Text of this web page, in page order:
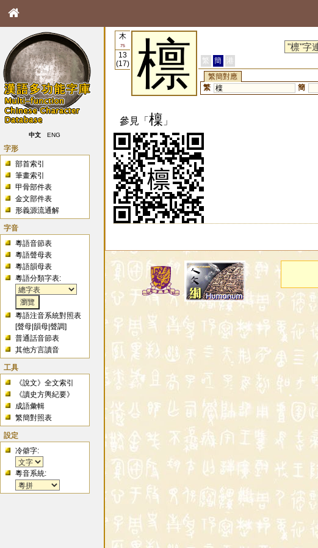
中文 ENG
字形
部首索引
筆畫索引
甲骨部件表
金文部件表
形義源流通解
字音
粵語音節表
粵語聲母表
粵語韻母表
粵語分類字表:
粵語注音系統對照表
[聲母 |韻母 |聲調]
普通話音節表
其他方言讀音
工具
《說文》全文索引
《讀史方輿紀要》
成語彙輯
繁簡對照表
設定
冷僻字:
粵音系統:
木
75
13
(17)
檩 繁 簡
港
繁簡對應
繁 檁 簡
參見「檁 」